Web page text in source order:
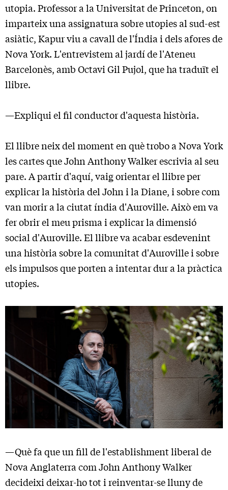
utopia. Professor a la Universitat de Princeton, on
imparteix una assignatura sobre utopies al sud-est
asiàtic, Kapur viu a cavall de l'Índia i dels afores de
Nova York. L'entrevistem al jardí de l'Ateneu
Barcelonès, amb Octavi Gil Pujol, que ha traduït el
llibre.
—Expliqui el fil conductor d'aquesta història.
El llibre neix del moment en què trobo a Nova York
les cartes que John Anthony Walker escrivia al seu
pare. A partir d'aquí, vaig orientar el llibre per
explicar la història del John i la Diane, i sobre com
van morir a la ciutat índia d'Auroville. Això em va
fer obrir el meu prisma i explicar la dimensió
social d'Auroville. El llibre va acabar esdevenint
una història sobre la comunitat d'Auroville i sobre
els impulsos que porten a intentar dur a la pràctica
utopies.
—Què fa que un fill de l'establishment liberal de
Nova Anglaterra com John Anthony Walker
decideixi deixar-ho tot i reinventar-se lluny de